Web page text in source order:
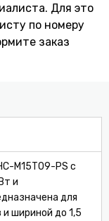
Для это
по номеру
заказ
M15T09-PS с
и
для
шириной до 1,5